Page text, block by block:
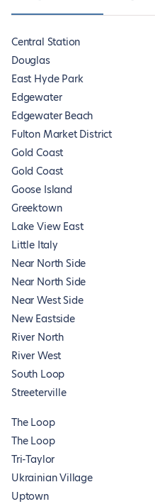
Central Station
Douglas
East Hyde Park
Edgewater
Edgewater Beach
Fulton Market District
Gold Coast
Gold Coast
Goose Island
Greektown
Lake View East
Little Italy
Near North Side
Near North Side
Near West Side
New Eastside
River North
River West
South Loop
Streeterville
The Loop
The Loop
Tri-Taylor
Ukrainian Village
Uptown